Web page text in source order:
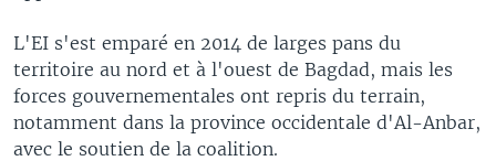
L'EI s'est emparé en 2014 de larges pans du
territoire au nord et à l'ouest de Bagdad, mais les
forces gouvernementales ont repris du terrain,
notamment dans la province occidentale d'Al-Anbar,
avec le soutien de la coalition.